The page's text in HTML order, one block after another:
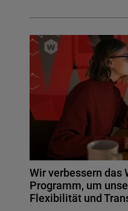
Wir verbessern das
Programm, um
Flexibilität und